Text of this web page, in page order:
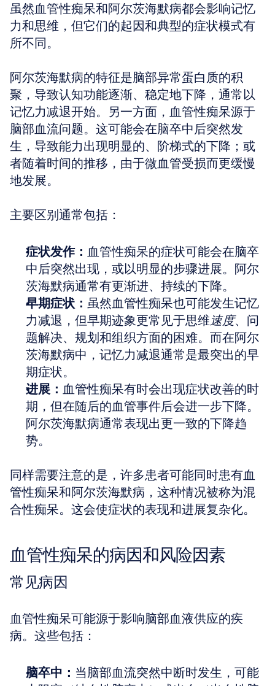
虽然血管性痴呆和阿尔茨海默病都会影响记忆
力和思维，但它们的起因和典型的症状模式有
所不同。
阿尔茨海默病的特征是脑部异常蛋白质的积
聚，导致认知功能逐渐、稳定地下降，通常以
记忆力减退开始。另一方面，血管性痴呆源于
脑部血流问题。这可能会在脑卒中后突然发
生，导致能力出现明显的、阶梯式的下降；或
者随着时间的推移，由于微血管受损而更缓慢
地发展。
主要区别通常包括：
症状发作： 血管性痴呆的症状可能会在脑卒
中后突然出现，或以明显的步骤进展。阿尔
茨海默病通常有更渐进、持续的下降。
早期症状： 虽然血管性痴呆也可能发生记忆
力减退，但早期迹象更常见于思维速度、问
题解决、规划和组织方面的困难。而在阿尔
茨海默病中，记忆力减退通常是最突出的早
期症状。
进展： 血管性痴呆有时会出现症状改善的时
期，但在随后的血管事件后会进一步下降。
阿尔茨海默病通常表现出更一致的下降趋
势。
同样需要注意的是，许多患者可能同时患有血
管性痴呆和阿尔茨海默病，这种情况被称为混
合性痴呆。这会使症状的表现和进展复杂化。
血管性痴呆的病因和风险因素
常见病因
血管性痴呆可能源于影响脑部血液供应的疾
病。这些包括：
脑卒中： 当脑部血流突然中断时发生，可能